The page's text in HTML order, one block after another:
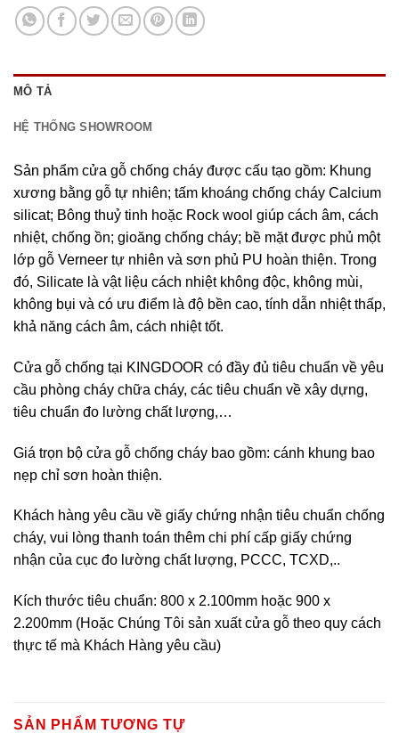
MÔ TẢ
HỆ THỐNG SHOWROOM
Sản phẩm cửa gỗ chống cháy được cấu tạo gồm: Khung
xương bằng gỗ tự nhiên; tấm khoáng chống cháy Calcium
silicat; Bông thuỷ tinh hoặc Rock wool giúp cách âm, cách
nhiệt, chống ồn; gioăng chống cháy; bề mặt được phủ một
lớp gỗ Verneer tự nhiên và sơn phủ PU hoàn thiện. Trong
đó, Silicate là vật liệu cách nhiệt không độc, không mùi,
không bụi và có ưu điểm là độ bền cao, tính dẫn nhiệt thấp,
khả năng cách âm, cách nhiệt tốt.
Cửa gỗ chống tại KINGDOOR có đầy đủ tiêu chuẩn về yêu
cầu phòng cháy chữa cháy, các tiêu chuẩn về xây dựng,
tiêu chuẩn đo lường chất lượng,…
Giá trọn bộ cửa gỗ chống cháy bao gồm: cánh khung bao
nẹp chỉ sơn hoàn thiện.
Khách hàng yêu cầu về giấy chứng nhận tiêu chuẩn chống
cháy, vui lòng thanh toán thêm chi phí cấp giấy chứng
nhận của cục đo lường chất lượng, PCCC, TCXD,..
Kích thước tiêu chuẩn: 800 x 2.100mm hoặc 900 x
2.200mm (Hoặc Chúng Tôi sản xuất cửa gỗ theo quy cách
thực tế mà Khách Hàng yêu cầu)
SẢN PHẨM TƯƠNG TỰ